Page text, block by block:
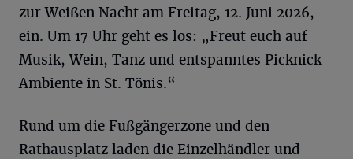
zur Weißen Nacht am Freitag, 12. Juni 2026,
ein. Um 17 Uhr geht es los: „Freut euch auf
Musik, Wein, Tanz und entspanntes Picknick-
Ambiente in St. Tönis.“
Rund um die Fußgängerzone und den
Rathausplatz laden die Einzelhändler und